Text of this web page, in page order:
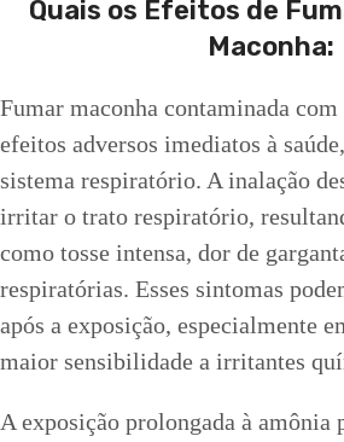
Quais os Efeitos de
Maconha:
Fumar maconha contaminada
efeitos adversos imediatos à
sistema respiratório. A inalação
irritar o trato respiratório,
como tosse intensa, dor de
respiratórias. Esses sintomas
após a exposição, especialmente
maior sensibilidade a irritantes
A exposição prolongada à amônia